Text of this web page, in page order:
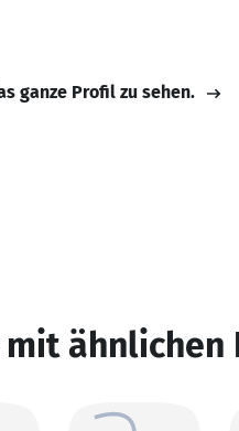
ganze Profil zu sehen.
ähnlichen